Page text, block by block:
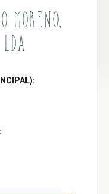
MORENO,